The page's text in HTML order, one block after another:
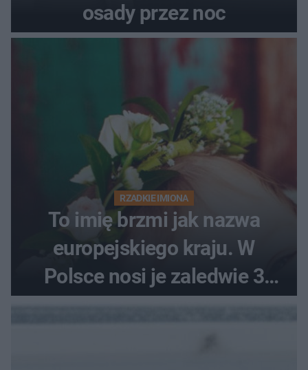
osady przez noc
RZADKIE IMIONA
To imię brzmi jak nazwa
europejskiego kraju. W
Polsce nosi je zaledwie 3